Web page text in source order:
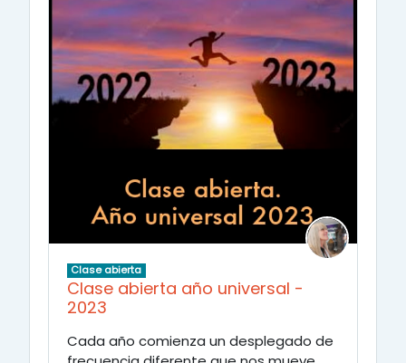
Clase abierta
Clase abierta año universal -
2023
Cada año comienza un desplegado de